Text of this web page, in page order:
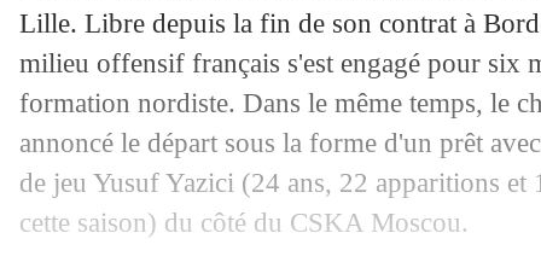
Lille. Libre depuis la fin de son contrat à
milieu offensif français s'est engagé pour six
formation nordiste. Dans le même temps, le
annoncé le départ sous la forme d'un prêt
de jeu Yusuf Yazici (24 ans, 22 apparitions et
cette saison) du côté du CSKA Moscou.
19/01 L1: Montpellier-Troyes, les compos
19/01 Bordeaux : gros coup dur pour Costil
19/01 Rennes: une pépite brésilienne
19/01 Cameroun: les primes, Eto'o motive